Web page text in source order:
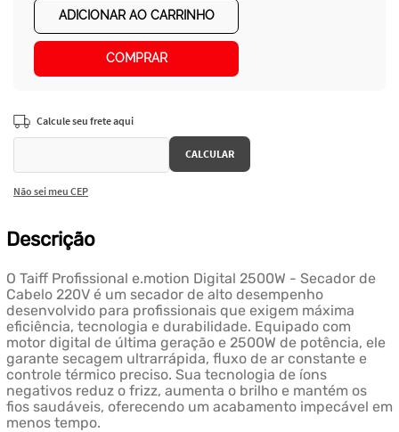
ADICIONAR AO CARRINHO
COMPRAR
Não sei meu CEP
Descrição
O Taiff Profissional e.motion Digital 2500W - Secador de
Cabelo 220V é um secador de alto desempenho
desenvolvido para profissionais que exigem máxima
eficiência, tecnologia e durabilidade. Equipado com
motor digital de última geração e 2500W de potência, ele
garante secagem ultrarrápida, fluxo de ar constante e
controle térmico preciso. Sua tecnologia de íons
negativos reduz o frizz, aumenta o brilho e mantém os
fios saudáveis, oferecendo um acabamento impecável em
menos tempo.